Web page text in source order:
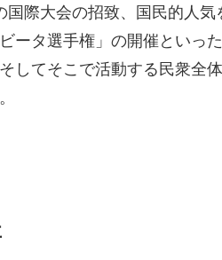
際大会の招致、国民的人
ータ選手権」の開催といっ
してそこで活動する民衆全